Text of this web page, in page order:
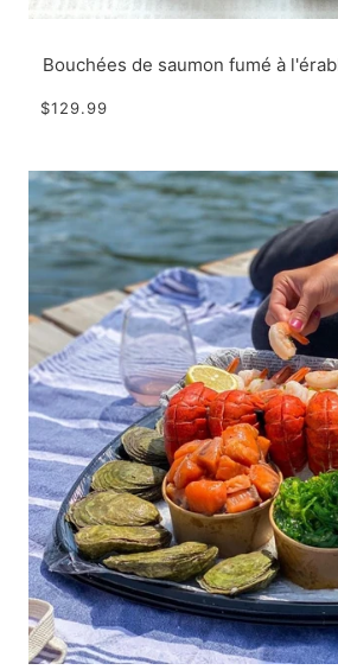
Bouchées de saumon fumé à
$129.99